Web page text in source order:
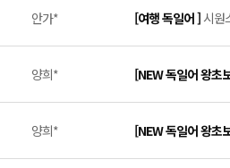
안가* [여행 독일어 ]시원
양희* [NEW 독일어 왕초
양희* [NEW 독일어 왕초